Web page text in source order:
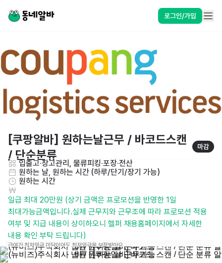
로그인/가입
[쿠팡알바] 원하는날근무 / 바코드스캔
/ 단순분류
마감
입출고·창고관리, 물류피킹·포장·전산
원하는 날, 원하는 시간 (하루/단기/장기 가능)
원하는 시간
일급 최대 20만원 (상기 금액은 프로모션을 반영한 1일
최대가능금액입니다.실제 근무지와 근무조에 따라 프로모션 적용
여부 및 지급 내용이 상이하오니 헬퍼 채용홈페이지에서 자세한
내용 확인 부탁 드립니다)
급여가 최저임금 미달이어도 최저임금을 보장받아요